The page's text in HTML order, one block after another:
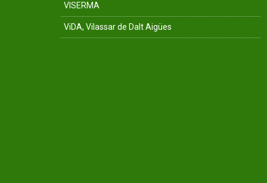
VISERMA
ViDA, Vilassar de Dalt Aigües